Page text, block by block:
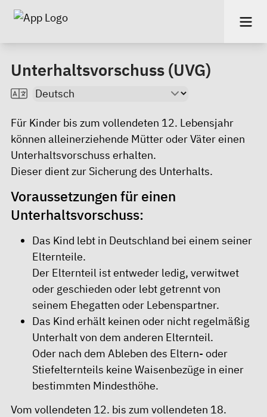
Unterhaltsvorschuss (UVG)
Für Kinder bis zum vollendeten 12. Lebensjahr
können alleinerziehende Mütter oder Väter einen
Unterhaltsvorschuss erhalten.
Dieser dient zur Sicherung des Unterhalts.
Voraussetzungen für einen
Unterhaltsvorschuss:
Das Kind lebt in Deutschland bei einem seiner
Elternteile.
Der Elternteil ist entweder ledig, verwitwet
oder geschieden oder lebt getrennt von
seinem Ehegatten oder Lebenspartner.
Das Kind erhält keinen oder nicht regelmäßig
Unterhalt von dem anderen Elternteil.
Oder nach dem Ableben des Eltern- oder
Stiefelternteils keine Waisenbezüge in einer
bestimmten Mindesthöhe.
Vom vollendeten 12. bis zum vollendeten 18.